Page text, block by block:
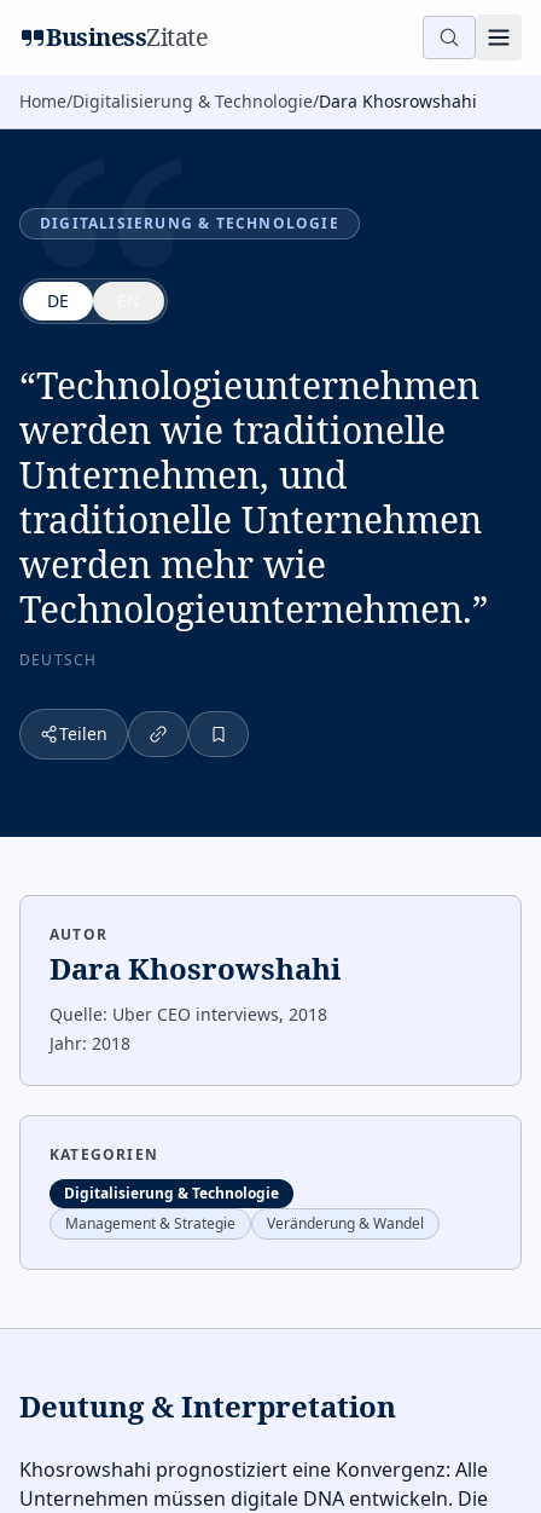
BusinessZitate
Home/Digitalisierung & Technologie/Dara Khosrowshahi
“
DIGITALISIERUNG & TECHNOLOGIE
DE
“Technologieunternehmen
werden wie traditionelle
Unternehmen, und
traditionelle Unternehmen
werden mehr wie
Technologieunternehmen.”
DEUTSCH
Teilen
AUTOR
Dara Khosrowshahi
Quelle: Uber CEO interviews, 2018
Jahr: 2018
KATEGORIEN
Digitalisierung & Technologie
Management & Strategie
Veränderung & Wandel
Deutung & Interpretation
Khosrowshahi prognostiziert eine Konvergenz: Alle
Unternehmen müssen digitale DNA entwickeln. Die